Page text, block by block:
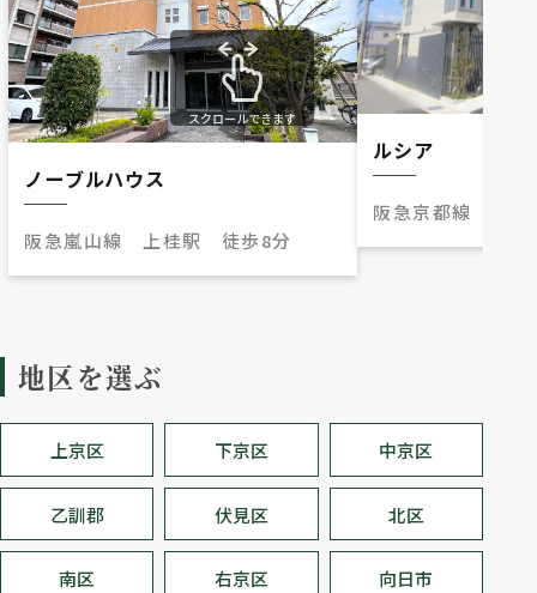
ノーブルハウス
阪急嵐山線 上桂駅 徒歩8分
ルシア
阪急京都線 桂
スクロールできます
地区を選ぶ
上京区 下京区 中京区
乙訓郡 伏見区 北区
南区 右京区 向日市